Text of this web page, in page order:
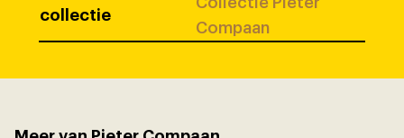
collectie
Compaan